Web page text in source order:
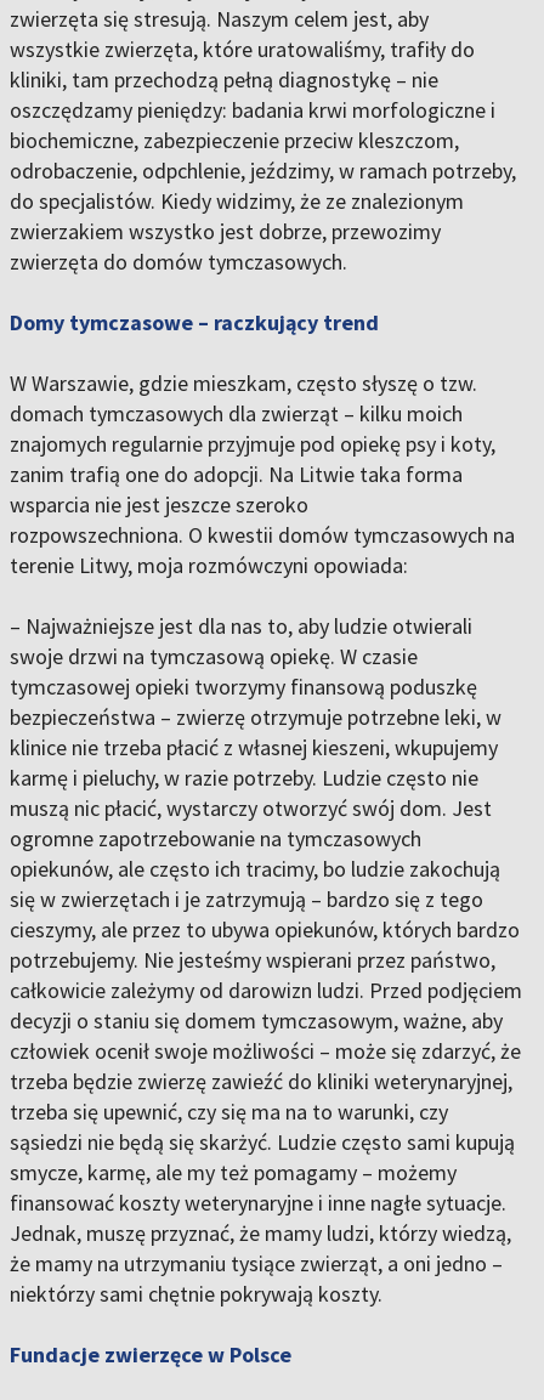
zwierzęta się stresują. Naszym celem jest, aby
wszystkie zwierzęta, które uratowaliśmy, trafiły do
kliniki, tam przechodzą pełną diagnostykę – nie
oszczędzamy pieniędzy: badania krwi morfologiczne i
biochemiczne, zabezpieczenie przeciw kleszczom,
odrobaczenie, odpchlenie, jeździmy, w ramach potrzeby,
do specjalistów. Kiedy widzimy, że ze znalezionym
zwierzakiem wszystko jest dobrze, przewozimy
zwierzęta do domów tymczasowych.
Domy tymczasowe – raczkujący trend
W Warszawie, gdzie mieszkam, często słyszę o tzw.
domach tymczasowych dla zwierząt – kilku moich
znajomych regularnie przyjmuje pod opiekę psy i koty,
zanim trafią one do adopcji. Na Litwie taka forma
wsparcia nie jest jeszcze szeroko
rozpowszechniona. O kwestii domów tymczasowych na
terenie Litwy, moja rozmówczyni opowiada:
– Najważniejsze jest dla nas to, aby ludzie otwierali
swoje drzwi na tymczasową opiekę. W czasie
tymczasowej opieki tworzymy finansową poduszkę
bezpieczeństwa – zwierzę otrzymuje potrzebne leki, w
klinice nie trzeba płacić z własnej kieszeni, wkupujemy
karmę i pieluchy, w razie potrzeby. Ludzie często nie
muszą nic płacić, wystarczy otworzyć swój dom. Jest
ogromne zapotrzebowanie na tymczasowych
opiekunów, ale często ich tracimy, bo ludzie zakochują
się w zwierzętach i je zatrzymują – bardzo się z tego
cieszymy, ale przez to ubywa opiekunów, których bardzo
potrzebujemy. Nie jesteśmy wspierani przez państwo,
całkowicie zależymy od darowizn ludzi. Przed podjęciem
decyzji o staniu się domem tymczasowym, ważne, aby
człowiek ocenił swoje możliwości – może się zdarzyć, że
trzeba będzie zwierzę zawieźć do kliniki weterynaryjnej,
trzeba się upewnić, czy się ma na to warunki, czy
sąsiedzi nie będą się skarżyć. Ludzie często sami kupują
smycze, karmę, ale my też pomagamy – możemy
finansować koszty weterynaryjne i inne nagłe sytuacje.
Jednak, muszę przyznać, że mamy ludzi, którzy wiedzą,
że mamy na utrzymaniu tysiące zwierząt, a oni jedno –
niektórzy sami chętnie pokrywają koszty.
Fundacje zwierzęce w Polsce